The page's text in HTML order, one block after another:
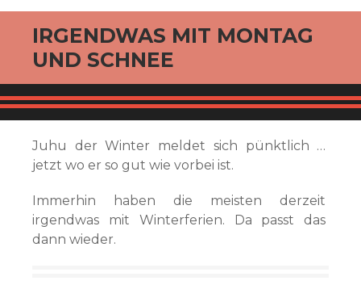
IRGENDWAS MIT MONTAG
UND SCHNEE
Juhu der Winter meldet sich pünktlich …
jetzt wo er so gut wie vorbei ist.
Immerhin haben die meisten derzeit
irgendwas mit Winterferien. Da passt das
dann wieder.